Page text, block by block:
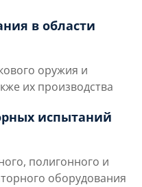
в области
оружия и
их производства
испытаний
полигонного и
оборудования